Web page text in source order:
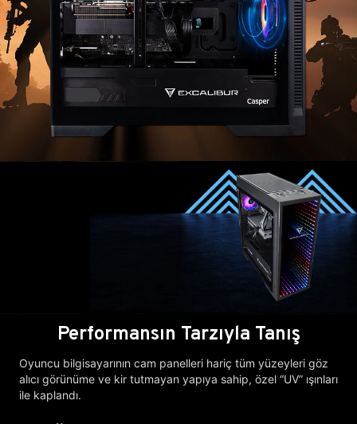
Performansın Tarzıyla Tanış
Oyuncu bilgisayarının cam panelleri hariç tüm yüzeyleri göz
alıcı görünüme ve kir tutmayan yapıya sahip, özel “UV” ışınları
ile kaplandı.